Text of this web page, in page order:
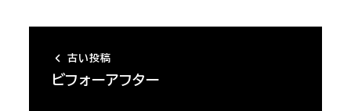
古い投稿
ビフォーアフター